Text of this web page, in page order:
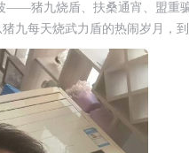
——猪九烧盾、扶桑通宵、盟重
九每天烧武力盾的热闹岁月，